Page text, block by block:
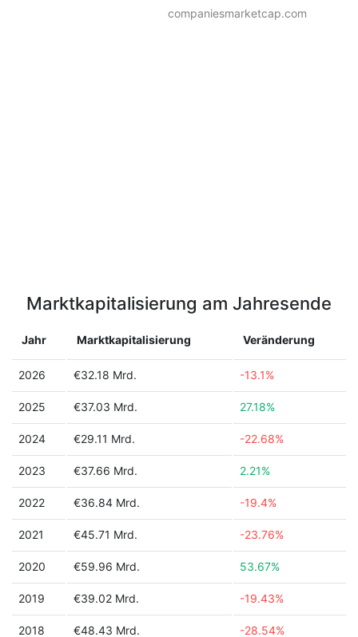
companiesmarketcap.com
Marktkapitalisierung am Jahresende
Jahr Marktkapitalisierung Veränderung
2026 €32.18 Mrd. -13.1%
2025 €37.03 Mrd. 27.18%
2024 €29.11 Mrd. -22.68%
2023 €37.66 Mrd. 2.21%
2022 €36.84 Mrd. -19.4%
2021 €45.71 Mrd. -23.76%
2020 €59.96 Mrd. 53.67%
2019 €39.02 Mrd. -19.43%
2018 €48.43 Mrd. -28.54%